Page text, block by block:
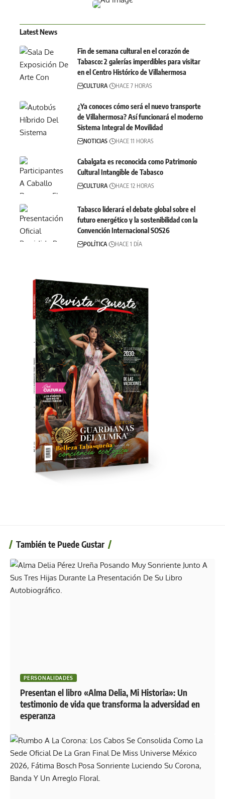
Latest News
Fin de semana cultural en el corazón de
Tabasco: 2 galerías imperdibles para visitar
en el Centro Histórico de Villahermosa
CULTURA HACE 7 HORAS
¿Ya conoces cómo será el nuevo transporte
de Villahermosa? Así funcionará el moderno
Sistema Integral de Movilidad
NOTICIAS HACE 11 HORAS
Cabalgata es reconocida como Patrimonio
Cultural Intangible de Tabasco
CULTURA HACE 12 HORAS
Tabasco liderará el debate global sobre el
futuro energético y la sostenibilidad con la
Convención Internacional SOS26
POLÍTICA HACE 1 DÍA
También te Puede Gustar
PERSONALIDADES
Presentan el libro «Alma Delia, Mi Historia»: Un
testimonio de vida que transforma la adversidad en
esperanza